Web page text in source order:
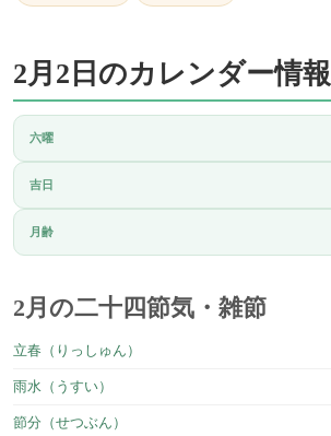
2月2日のカレンダー情報
六曜
吉日
月齢
2月の二十四節気・雑節
立春（りっしゅん）
雨水（うすい）
節分（せつぶん）